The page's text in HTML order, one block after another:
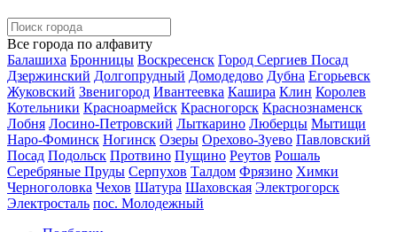
Все города по алфавиту
Балашиха Бронницы Воскресенск Город Сергиев Посад
Дзержинский Долгопрудный Домодедово Дубна Егорьевск
Жуковский Звенигород Ивантеевка Кашира Клин Королев
Котельники Красноармейск Красногорск Краснознаменск
Лобня Лосино-Петровский Лыткарино Люберцы Мытищи
Наро-Фоминск Ногинск Озеры Орехово-Зуево Павловский
Посад Подольск Протвино Пущино Реутов Рошаль
Серебряные Пруды Серпухов Талдом Фрязино Химки
Черноголовка Чехов Шатура Шаховская Электрогорск
Электросталь пос. Молодежный